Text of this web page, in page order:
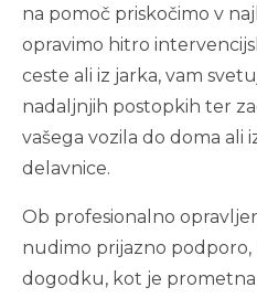
Prevozi gradbene in
Prevozi kamp prikolic,
vozil
Prevozi po sistemu zbirnika
Hramba vozil, počitniških
mehanizacije
na pomoč priskočimo v
opravimo hitro
ceste ali iz jarka, vam
nadaljnjih postopkih ter
vašega vozila do doma ali
delavnice.
Ob profesionalno
nudimo prijazno podporo,
dogodku, kot je prometna